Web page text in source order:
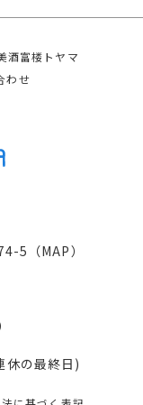
酒富楼トヤマ
わせ
5（MAP）
休の最終日)